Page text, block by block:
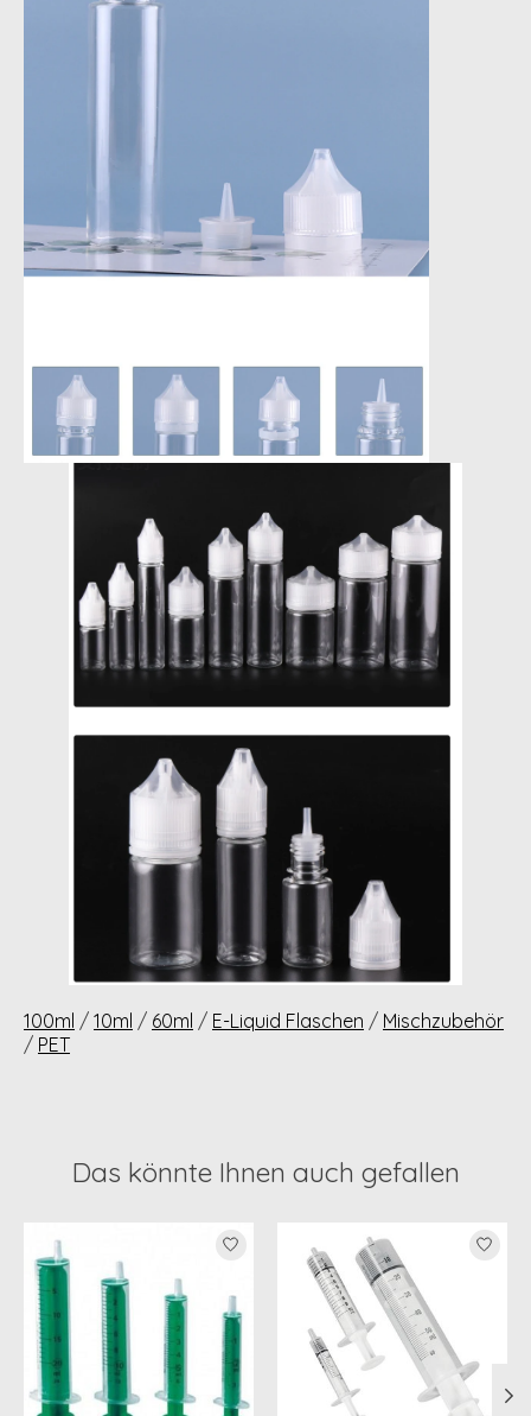
100ml / 10ml / 60ml / E-Liquid Flaschen / Mischzubehör
/ PET
Das könnte Ihnen auch gefallen
Produkt-Karussell-Artikel